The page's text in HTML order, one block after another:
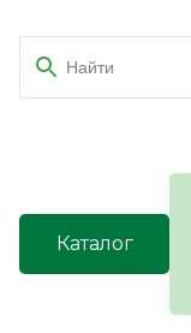
Каталог